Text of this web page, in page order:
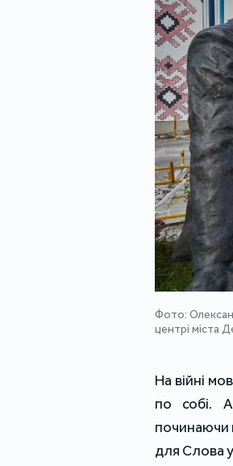
Фото:
центрі міста
На війні
по собі.
починаючи
для Слова у